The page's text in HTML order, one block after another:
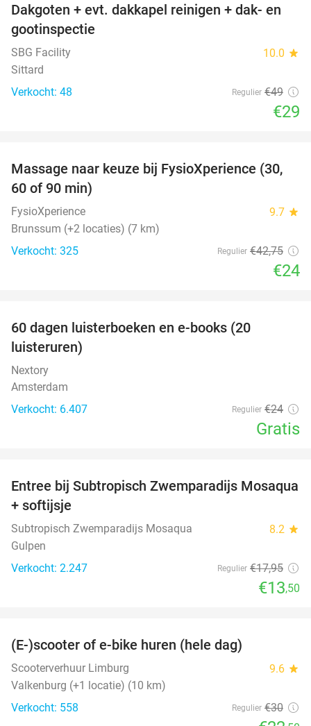
41%
Dakgoten + evt. dakkapel reinigen + dak- en
gootinspectie
SBG Facility 10.0 star
Sittard
Verkocht: 48
Regulier €49
€29
44%
Massage naar keuze bij FysioXperience (30,
60 of 90 min)
FysioXperience 9.7 star
Brunssum (+2 locaties) (7 km)
Verkocht: 325
Regulier €42,75
€24
60 dagen luisterboeken en e-books (20
luisteruren)
Nextory
Amsterdam
Verkocht: 6.407
Regulier €24
Gratis
25%
Entree bij Subtropisch Zwemparadijs Mosaqua
+ softijsje
Subtropisch Zwemparadijs Mosaqua 8.2 star
Gulpen
Verkocht: 2.247
Regulier €17,95
€13,50
(E-)scooter of e-bike huren (hele dag)
Scooterverhuur Limburg 9.6 star
Valkenburg (+1 locatie) (10 km)
Verkocht: 558
Regulier €30